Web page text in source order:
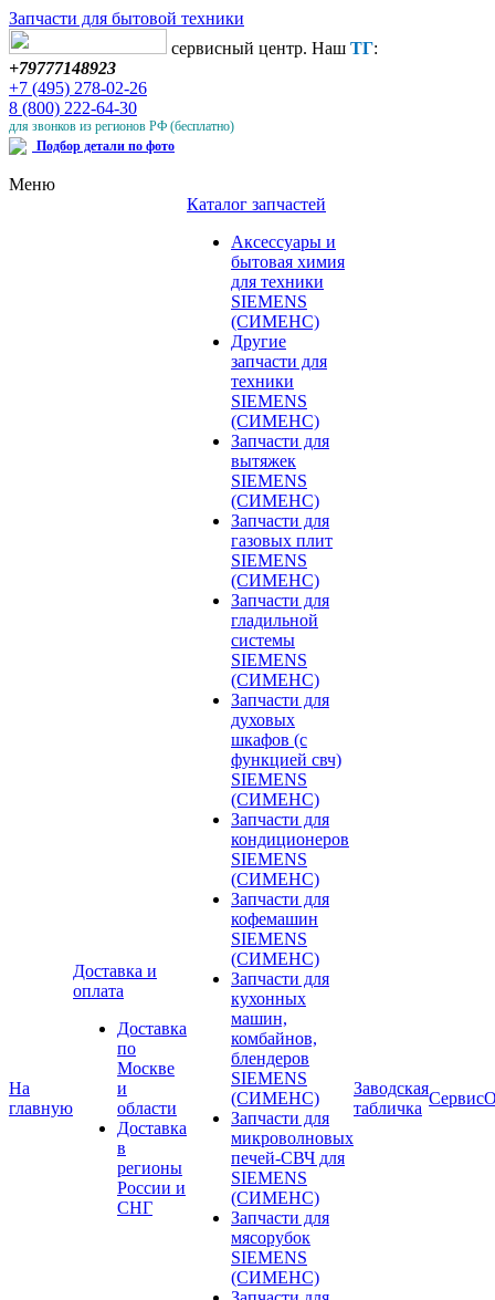
Запчасти для бытовой техники
сервисный центр. Наш ТГ:
+79777148923
+7 (495) 278-02-26
8 (800) 222-64-30
для звонков из регионов РФ (бесплатно)
Подбор детали по фото
Меню
На
главную
Доставка и
оплата
Доставка
по
Москве
и
области
Доставка
в
регионы
России и
СНГ
Каталог запчастей
Аксессуары и
бытовая химия
для техники
SIEMENS
(СИМЕНС)
Другие
запчасти для
техники
SIEMENS
(СИМЕНС)
Запчасти для
вытяжек
SIEMENS
(СИМЕНС)
Запчасти для
газовых плит
SIEMENS
(СИМЕНС)
Запчасти для
гладильной
системы
SIEMENS
(СИМЕНС)
Запчасти для
духовых
шкафов (с
функцией свч)
SIEMENS
(СИМЕНС)
Запчасти для
кондиционеров
SIEMENS
(СИМЕНС)
Запчасти для
кофемашин
SIEMENS
(СИМЕНС)
Запчасти для
кухонных
машин,
комбайнов,
блендеров
SIEMENS
(СИМЕНС)
Запчасти для
микроволновых
печей-СВЧ для
SIEMENS
(СИМЕНС)
Запчасти для
мясорубок
SIEMENS
(СИМЕНС)
Заводская
табличка
Сервис